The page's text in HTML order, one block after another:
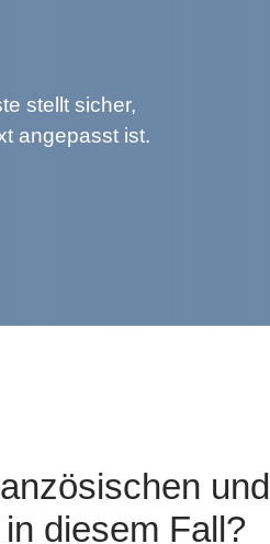
stellt sicher,
angepasst ist.
diesem Fall?